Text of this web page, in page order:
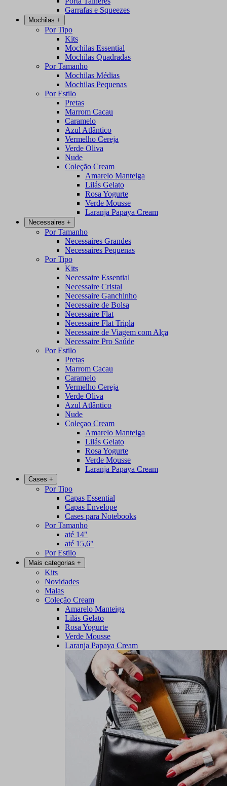
Garrafas e Squeezes
Mochilas +
Por Tipo
Kits
Mochilas Essential
Mochilas Quadradas
Por Tamanho
Mochilas Médias
Mochilas Pequenas
Por Estilo
Pretas
Marrom Cacau
Caramelo
Azul Atlântico
Vermelho Cereja
Verde Oliva
Nude
Coleção Cream
Amarelo Manteiga
Lilás Gelato
Rosa Yogurte
Verde Mousse
Laranja Papaya Cream
Necessaires +
Por Tamanho
Necessaires Grandes
Necessaires Pequenas
Por Tipo
Kits
Necessaire Essential
Necessaire Cristal
Necessaire Ganchinho
Necessaire de Bolsa
Necessaire Flat
Necessaire Flat Tripla
Necessaire de Viagem com Alça
Necessaire Pro Saúde
Por Estilo
Pretas
Marrom Cacau
Caramelo
Vermelho Cereja
Verde Oliva
Azul Atlântico
Nude
Coleçao Cream
Amarelo Manteiga
Lilás Gelato
Rosa Yogurte
Verde Mousse
Laranja Papaya Cream
Cases +
Por Tipo
Capas Essential
Capas Envelope
Cases para Notebooks
Por Tamanho
até 14"
até 15,6"
Por Estilo
Mais categorias +
Kits
Novidades
Malas
Coleção Cream
Amarelo Manteiga
Lilás Gelato
Rosa Yogurte
Verde Mousse
Laranja Papaya Cream